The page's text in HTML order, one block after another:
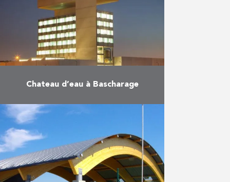
En savoir plus
Chateau d’eau à Bascharage
Le projet est composé du château
d’eau, d’un atelier communal et
d’un dépôt. Le point culminant du
château d’eau se situe à 44,35 m
de …
En savoir plus